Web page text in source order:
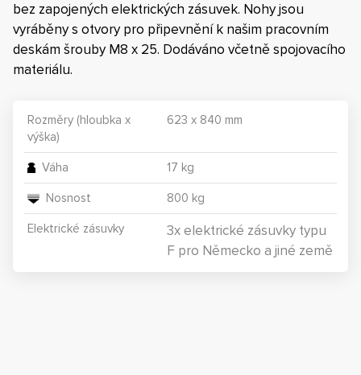
bez zapojených elektrických zásuvek. Nohy jsou
vyráběny s otvory pro připevnění k našim pracovním
deskám šrouby M8 x 25. Dodáváno včetně spojovacího
materiálu.
Rozměry (hloubka x
výška)
623 x 840 mm
Váha 17 kg
Nosnost 800 kg
Elektrické zásuvky
3x elektrické zásuvky typu
F pro Německo a jiné země